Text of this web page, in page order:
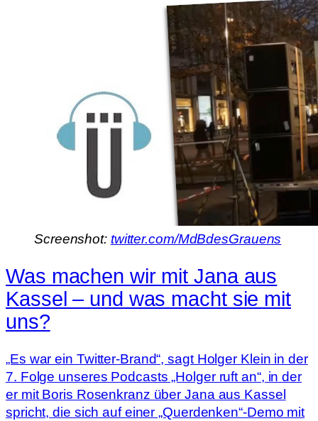
Screenshot: twitter.com/MdBdesGrauens
Was machen wir mit Jana aus
Kassel – und was macht sie mit
uns?
„Es war ein Twitter-Brand“, sagt Holger Klein in der
7. Folge unseres Podcasts „Holger ruft an“, in der
er mit Boris Rosenkranz über Jana aus Kassel
spricht, die sich auf einer „Querdenken“-Demo mit